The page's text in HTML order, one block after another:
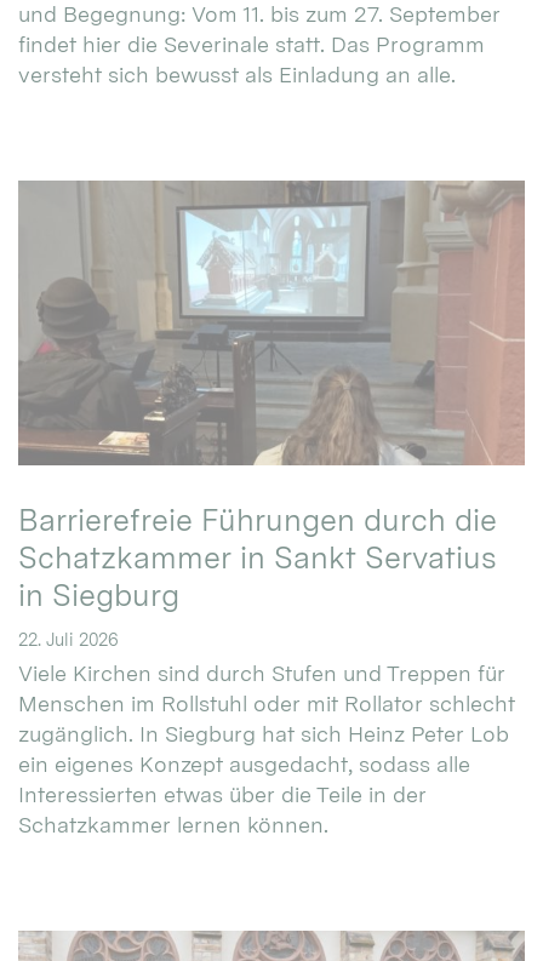
und Begegnung: Vom 11. bis zum 27. September
findet hier die Severinale statt. Das Programm
versteht sich bewusst als Einladung an alle.
Barrierefreie Führungen durch die
Schatzkammer in Sankt Servatius
in Siegburg
22. Juli 2026
Viele Kirchen sind durch Stufen und Treppen für
Menschen im Rollstuhl oder mit Rollator schlecht
zugänglich. In Siegburg hat sich Heinz Peter Lob
ein eigenes Konzept ausgedacht, sodass alle
Interessierten etwas über die Teile in der
Schatzkammer lernen können.